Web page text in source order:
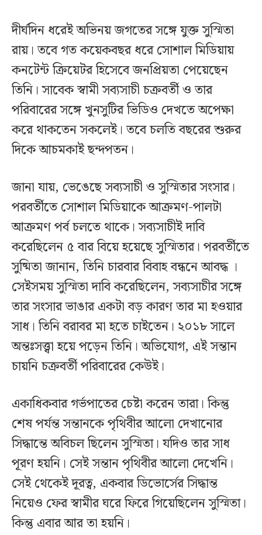
দীর্ঘদিন ধরেই অভিনয় জগতের সঙ্গে যুক্ত সুস্মিতা
রায়। তবে গত কয়েকবছর ধরে সোশাল মিডিয়ায়
কনটেন্ট ক্রিয়েটর হিসেবে জনপ্রিয়তা পেয়েছেন
তিনি। সাবেক স্বামী সব্যসাচী চক্রবর্তী ও তার
পরিবারের সঙ্গে খুনসুটির ভিডিও দেখতে অপেক্ষা
করে থাকতেন সকলেই। তবে চলতি বছরের শুরুর
দিকে আচমকাই ছন্দপতন।
জানা যায়, ভেঙেছে সব্যসাচী ও সুস্মিতার সংসার।
পরবর্তীতে সোশাল মিডিয়াকে আক্রমণ-পালটা
আক্রমণ পর্ব চলতে থাকে। সব্যসাচীই দাবি
করেছিলেন ৫ বার বিয়ে হয়েছে সুস্মিতার। পরবর্তীতে
সুষ্মিতা জানান, তিনি চারবার বিবাহ বন্ধনে আবদ্ধ ।
সেইসময় সুস্মিতা দাবি করেছিলেন, সব্যসাচীর সঙ্গে
তার সংসার ভাঙার একটা বড় কারণ তার মা হওয়ার
সাধ। তিনি বরাবর মা হতে চাইতেন। ২০১৮ সালে
অন্তঃসত্ত্বা হয়ে পড়েন তিনি। অভিযোগ, এই সন্তান
চায়নি চক্রবর্তী পরিবারের কেউই।
একাধিকবার গর্ভপাতের চেষ্টা করেন তারা। কিন্তু
শেষ পর্যন্ত সন্তানকে পৃথিবীর আলো দেখানোর
সিদ্ধান্তে অবিচল ছিলেন সুস্মিতা। যদিও তার সাধ
পূরণ হয়নি। সেই সন্তান পৃথিবীর আলো দেখেনি।
সেই থেকেই দূরত্ব, একবার ডিভোর্সের সিদ্ধান্ত
নিয়েও ফের স্বামীর ঘরে ফিরে গিয়েছিলেন সুস্মিতা।
কিন্তু এবার আর তা হয়নি।